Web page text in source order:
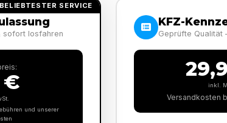
BELIEBTESTER SERVICE
sofort losfahren
€
und unserer
KFZ-
Geprüfte Qualität
inkl.
Versandkosten